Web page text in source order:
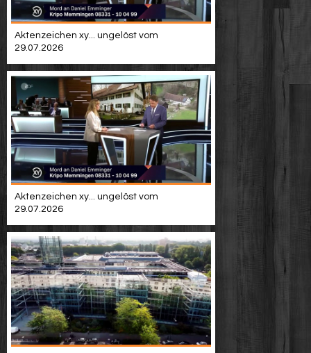
Aktenzeichen xy... ungelöst vom
29.07.2026
Aktenzeichen xy... ungelöst vom
29.07.2026